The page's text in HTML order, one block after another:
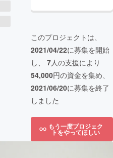
このプロジェクトは、
2021/04/22に募集を開始
し、 7人の支援により
54,000円の資金を集め、
2021/06/20に募集を終了
しました
もう一度プロジェク
トをやってほしい